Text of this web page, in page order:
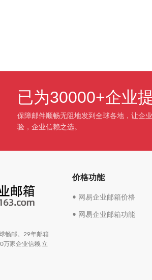
已为30000+企业
保障邮件顺畅无阻地发到全球各地，让企
验，企业信赖之选。
畅邮。29年邮箱
万家企业信赖,立
价格功能
• 网易企业邮箱价格
• 网易企业邮箱功能